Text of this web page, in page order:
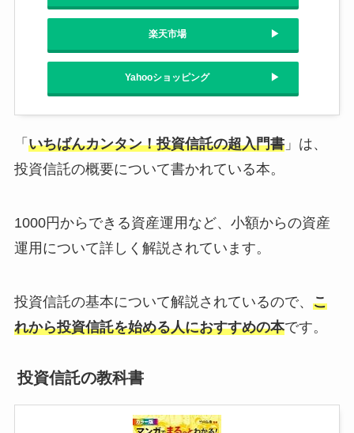
楽天市場
Yahooショッピング
「 いちばんカンタン！投資信託の超入門書」は、
投資信託の概要について書かれている本。
1000円からできる資産運用など、小額からの資産
運用について詳しく解説されています。
投資信託の基本について解説されているので、 こ
れから投資信託を始める人におすすめの本です。
投資信託の教科書